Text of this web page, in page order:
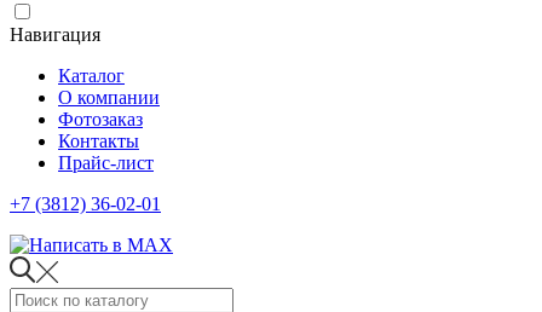
Навигация
Каталог
О компании
Фотозаказ
Контакты
Прайс-лист
+7 (3812) 36-02-01